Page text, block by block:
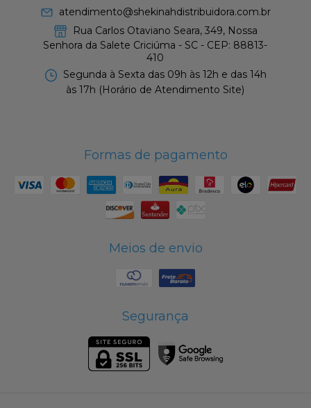
atendimento@shekinahdistribuidora.com.br
Rua Carlos Otaviano Seara, 349, Nossa
Senhora da Salete Criciúma - SC - CEP: 88813-
410
Segunda à Sexta das 09h às 12h e das 14h
às 17h (Horário de Atendimento Site)
Formas de pagamento
Meios de envio
Segurança